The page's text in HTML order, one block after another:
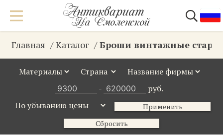
Главная Каталог Броши винтажные
- руб.
Применить
Сбросить